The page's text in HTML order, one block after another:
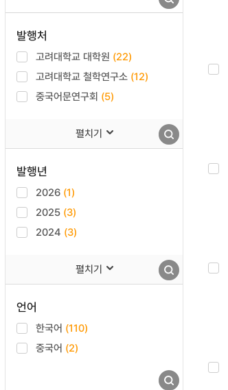
발행처
고려대학교 대학원 (22)
고려대학교 철학연구소 (12)
중국어문연구회 (5)
펼치기
발행년
2026 (1)
2025 (3)
2024 (3)
펼치기
언어
한국어 (110)
중국어 (2)